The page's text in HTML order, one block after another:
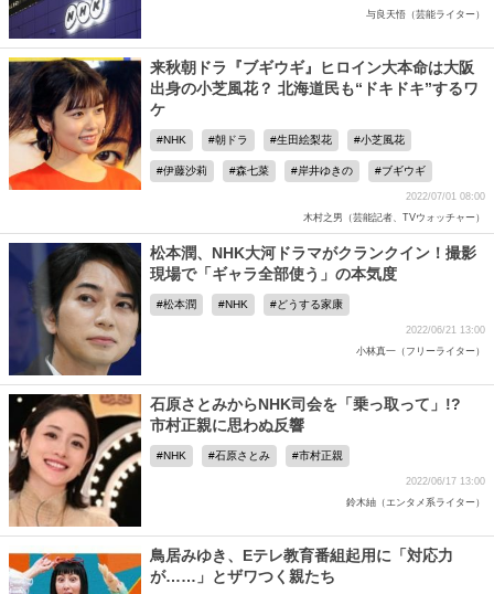
与良天悟（芸能ライター）
来秋朝ドラ『ブギウギ』ヒロイン大本命は大阪
出身の小芝風花？ 北海道民も“ドキドキ”するワ
ケ
NHK 朝ドラ 生田絵梨花 小芝風花
伊藤沙莉 森七菜 岸井ゆきの ブギウギ
2022/07/01 08:00
木村之男（芸能記者、TVウォッチャー）
松本潤、NHK大河ドラマがクランクイン！撮影
現場で「ギャラ全部使う」の本気度
松本潤 NHK どうする家康
2022/06/21 13:00
小林真一（フリーライター）
石原さとみからNHK司会を「乗っ取って」!?
市村正親に思わぬ反響
NHK 石原さとみ 市村正親
2022/06/17 13:00
鈴木紬（エンタメ系ライター）
鳥居みゆき、Eテレ教育番組起用に「対応力
が……」とザワつく親たち